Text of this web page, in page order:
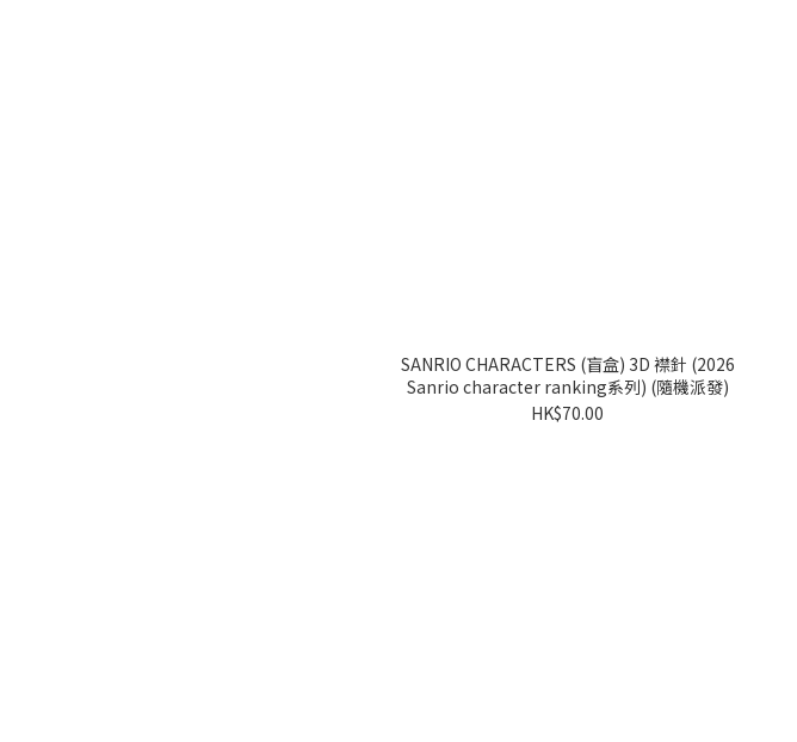
SANRIO CHARACTERS (盲盒) 3D 襟針 (2026
Sanrio character ranking系列) (隨機派發)
HK$70.00